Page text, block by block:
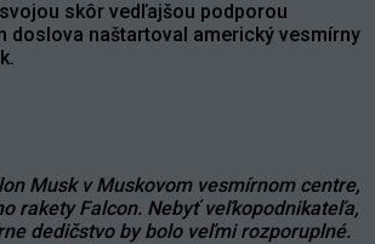
skôr vedľajšou podporou
doslova naštartoval americký vesmírny
Musk v Muskovom vesmírnom centre,
rakety Falcon. Nebyť veľkopodnikateľa,
dedičstvo by bolo veľmi rozporuplné.